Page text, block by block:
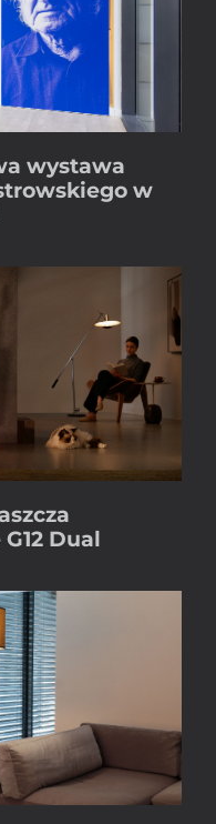
wystawa
w
Dual